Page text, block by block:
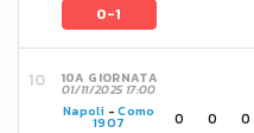
0-1
10A GIORNATA
01/11/2025 17:00
Napoli -Como
1907 0 0 0